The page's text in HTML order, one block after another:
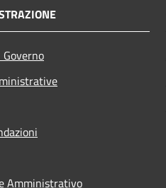
Amministrativo